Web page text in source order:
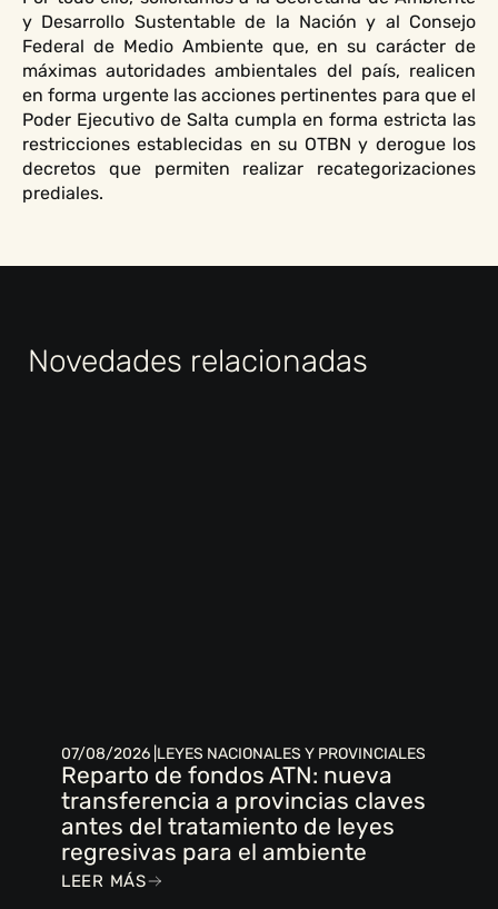
y Desarrollo Sustentable de la Nación y al Consejo
Federal de Medio Ambiente que, en su carácter de
máximas autoridades ambientales del país, realicen
en forma urgente las acciones pertinentes para que el
Poder Ejecutivo de Salta cumpla en forma estricta las
restricciones establecidas en su OTBN y derogue los
decretos que permiten realizar recategorizaciones
prediales.
Novedades relacionadas
07/08/2026 | LEYES NACIONALES Y PROVINCIALES
Reparto de fondos ATN: nueva
transferencia a provincias claves
antes del tratamiento de leyes
regresivas para el ambiente
LEER MÁS